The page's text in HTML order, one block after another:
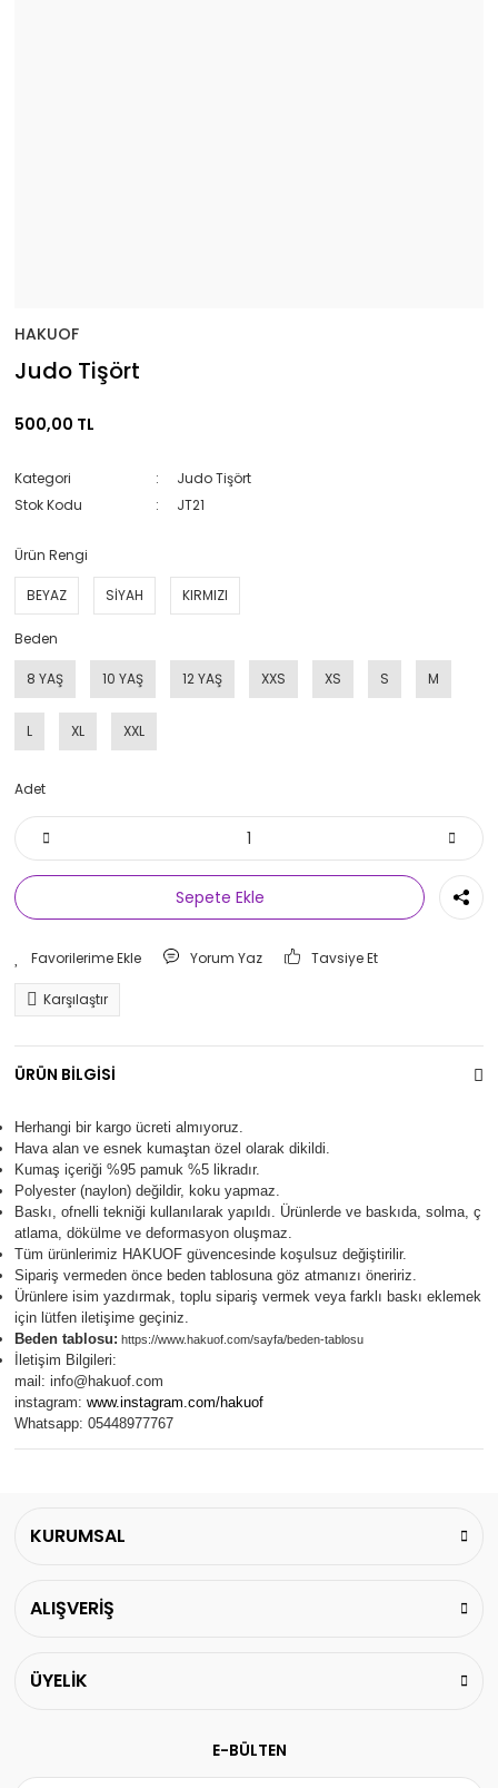
HAKUOF
Judo Tişört
500,00 TL
Kategori
Judo Tişört
Stok Kodu
JT21
Ürün Rengi
BEYAZ SİYAH KIRMIZI
Beden
8 YAŞ 10 YAŞ 12 YAŞ XXS XS S M
L XL XXL
Adet
Sepete Ekle
Yorum Yaz Tavsiye Et
Karşılaştır
ÜRÜN BİLGİSİ
Herhangi bir kargo ücreti almıyoruz.
Hava alan ve esnek kumaştan özel olarak dikildi.
Kumaş içeriği %95 pamuk %5 likradır.
Polyester (naylon) değildir, koku yapmaz.
Baskı, ofnelli tekniği kullanılarak yapıldı. Ürünlerde ve baskıda, solma, ç
atlama, dökülme ve deformasyon oluşmaz.
Tüm ürünlerimiz HAKUOF güvencesinde koşulsuz değiştirilir.
Sipariş vermeden önce beden tablosuna göz atmanızı öneririz.
Ürünlere isim yazdırmak, toplu sipariş vermek veya farklı baskı eklemek
için lütfen iletişime geçiniz.
Beden tablosu: https://www.hakuof.com/sayfa/beden-tablosu
İletişim Bilgileri:
mail: info@hakuof.com
instagram: www.instagram.com/hakuof
Whatsapp: 05448977767
KURUMSAL
ALIŞVERİŞ
ÜYELİK
E-BÜLTEN